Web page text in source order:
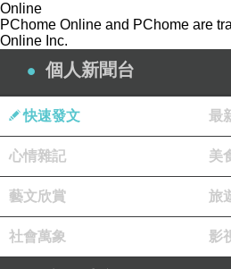
《一個快樂女人要上
教女人善用獨有的自我優
會說話的女人，比其他女
創造快樂人生，就從
■說話的深度，決定生命的
人，就能開啟幸
>面對同事對自己的工作提
應才不會傷害彼
>面對謊稱衣服未穿過而堅
Online
PChome Online and PChome are
Online Inc.
個人新聞台
快速發文 最
心情雜記 美
藝文欣賞 旅
社會萬象 影